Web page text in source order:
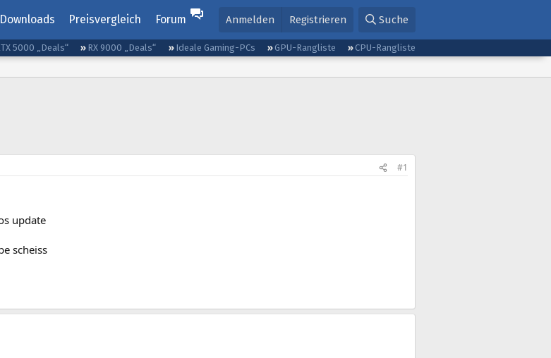
Downloads Preisvergleich Forum Anmelden Registrieren Suche
5000 „Deals“ RX 9000 „Deals“ Ideale Gaming-PCs GPU-Rangliste
CPU-Rangliste
#1
update
scheiss